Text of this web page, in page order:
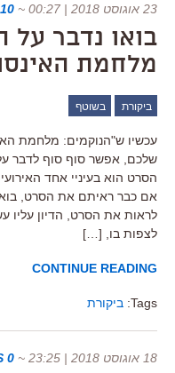
23 אוגוסט 2018 | 00:27 ~
10 COMMENTS
בואו נדבר על
מלחמת
ביקורת בשוטף
עכשיו ש"הנוקמים: מלחמת
שלכם, אפשר סוף סוף לדבר
הסרט הוא בעיניי אחד
אם כבר ראיתם את הסרט,
לראות את הסרט, הדיון עליו
לצפות בו, […]
CONTINUE READING
Tags: ביקורת
18 אוגוסט 2018 | 23:25 ~
0 COMMENTS